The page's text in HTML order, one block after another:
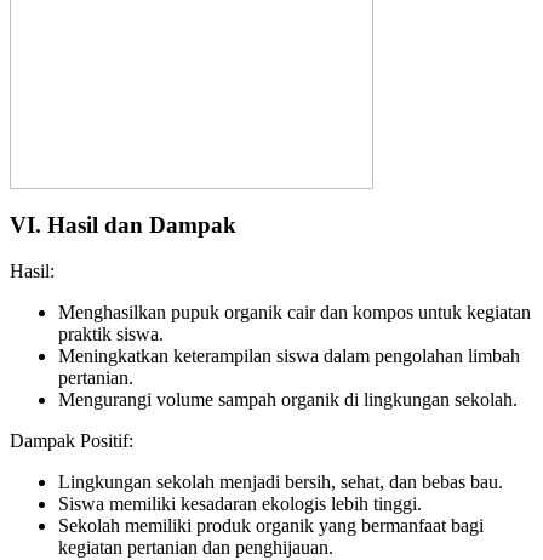
VI. Hasil dan Dampak
Hasil:
Menghasilkan pupuk organik cair dan kompos untuk kegiatan
praktik siswa.
Meningkatkan keterampilan siswa dalam pengolahan limbah
pertanian.
Mengurangi volume sampah organik di lingkungan sekolah.
Dampak Positif:
Lingkungan sekolah menjadi bersih, sehat, dan bebas bau.
Siswa memiliki kesadaran ekologis lebih tinggi.
Sekolah memiliki produk organik yang bermanfaat bagi
kegiatan pertanian dan penghijauan.